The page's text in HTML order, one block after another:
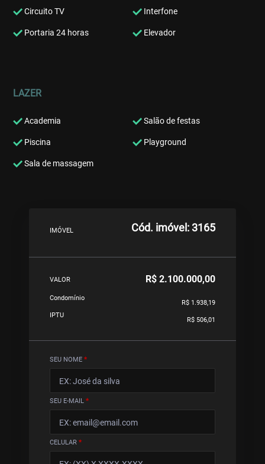
Circuito TV Interfone
Portaria 24 horas Elevador
LAZER
Academia Salão de festas
Piscina Playground
Sala de massagem
IMÓVEL Cód. imóvel: 3165
VALOR R$ 2.100.000,00
Condomínio
R$ 1.938,19
IPTU
R$ 506,01
SEU NOME *
SEU E-MAIL *
CELULAR *